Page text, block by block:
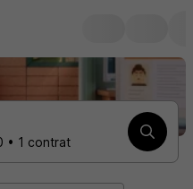
• 1 contrat